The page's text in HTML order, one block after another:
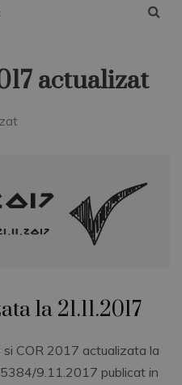
actualizat
la 21.11.2017
COR 2017 actualizata la
9.11.2017 publicat in